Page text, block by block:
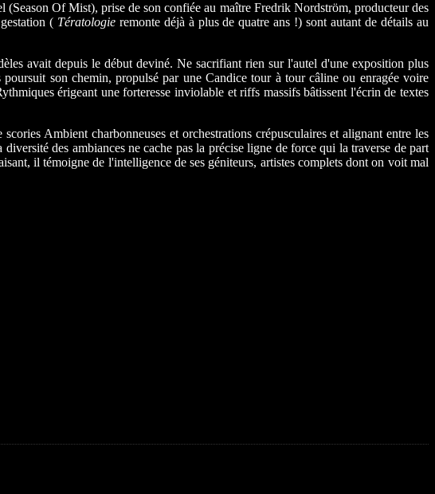
(Season Of Mist), prise de son confiée au maître Fredrik Nordström, producteur des
( Tératologieremonte déjà à plus de quatre ans !) sont autant de détails au
avait depuis le début deviné. Ne sacrifiant rien sur l'autel d'une exposition plus
son chemin, propulsé par une Candice tour à tour câline ou enragée voire
érigeant une forteresse inviolable et riffs massifs bâtissent l'écrin de textes
Ambient charbonneuses et orchestrations crépusculaires et alignant entre les
des ambiances ne cache pas la précise ligne de force qui la traverse de part
il témoigne de l'intelligence de ses géniteurs, artistes complets dont on voit mal